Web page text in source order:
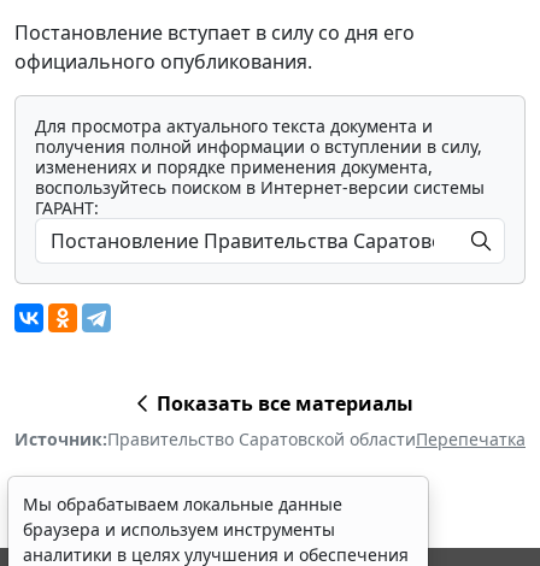
Постановление вступает в силу со дня его
официального опубликования.
Для просмотра актуального текста документа и
получения полной информации о вступлении в силу,
изменениях и порядке применения документа,
воспользуйтесь поиском в Интернет-версии системы
ГАРАНТ:
Показать все материалы
Источник:Правительство Саратовской областиПерепечатка
Мы обрабатываем локальные данные
браузера и используем инструменты
аналитики в целях улучшения и обеспечения